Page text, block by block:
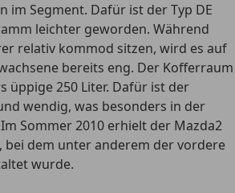
im Segment. Dafür ist der Typ DE
leichter geworden. Während
relativ kommod sitzen, wird es auf
bereits eng. Der Kofferraum
üppige 250 Liter. Dafür ist der
wendig, was besonders in der
Sommer 2010 erhielt der Mazda2
bei dem unter anderem der vordere
wurde.